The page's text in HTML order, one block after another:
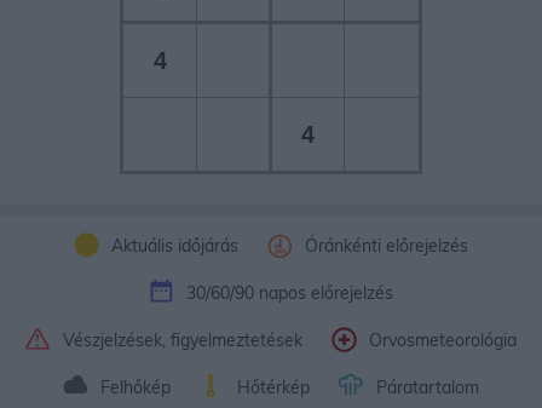
Aktuális időjárás Óránkénti előrejelzés
30/60/90 napos előrejelzés
Vészjelzések, figyelmeztetések Orvosmeteorológia
Felhőkép Hőtérkép Páratartalom
4
4